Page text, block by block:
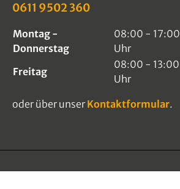
0611 9502 360
Montag -
Donnerstag
08:00 - 17:00
Uhr
Freitag
08:00 - 13:00
Uhr
oder über unser Kontaktformular.